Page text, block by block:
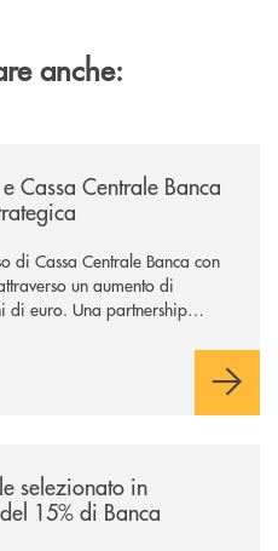
anche:
Cassa Centrale Banca
di Cassa Centrale Banca con
un aumento di
euro. Una partnership
per ampliare l’offerta e
selezionato in
15% di Banca